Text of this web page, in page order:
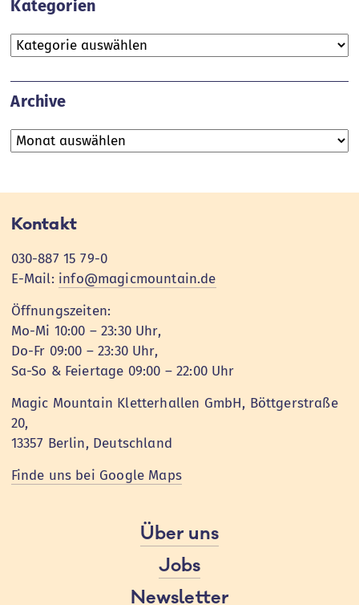
Kategorien
Kategorien
Archive
Archive
Kontakt
030-887 15 79-0
E-Mail: info@magicmountain.de
Öffnungszeiten:
Mo-Mi 10:00 – 23:30 Uhr,
Do-Fr 09:00 – 23:30 Uhr,
Sa-So & Feiertage 09:00 – 22:00 Uhr
Magic Mountain Kletterhallen GmbH, Böttgerstraße
20,
13357 Berlin, Deutschland
Finde uns bei Google Maps
Über uns
Jobs
Newsletter